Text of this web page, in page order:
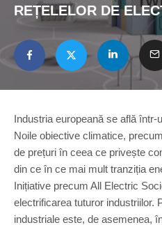
REȚELELOR DE
Industria europeană se află
Noile obiective climatice,
de prețuri în ceea ce privește
din ce în ce mai mult tranziția
Inițiative precum All Electric
electrificarea tuturor industriilor.
industriale este, de asemenea,